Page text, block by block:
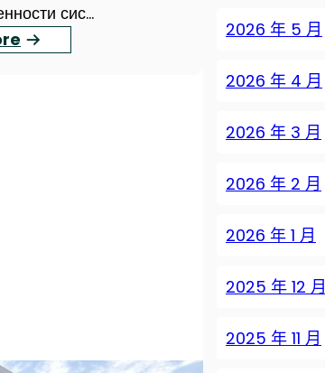
сис…
：
а
2026 年 5 月
2026 年 4 月
2026 年 3 月
2026 年 2 月
2026 年 1 月
2025 年 12 月
2025 年 11 月